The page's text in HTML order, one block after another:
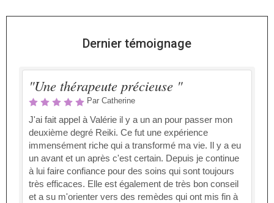
Dernier témoignage
"Une thérapeute précieuse "
Par Catherine
J'ai fait appel à Valérie il y a un an pour passer mon
deuxième degré Reiki. Ce fut une expérience
immensément riche qui a transformé ma vie. Il y a eu
un avant et un après c'est certain. Depuis je continue
à lui faire confiance pour des soins qui sont toujours
très efficaces. Elle est également de très bon conseil
et a su m'orienter vers des remèdes qui ont mis fin à